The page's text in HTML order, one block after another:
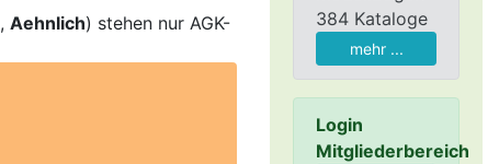
384 Kataloge
mehr ...
Login
Mitgliederbereich
, Aehnlich) stehen nur AGK-